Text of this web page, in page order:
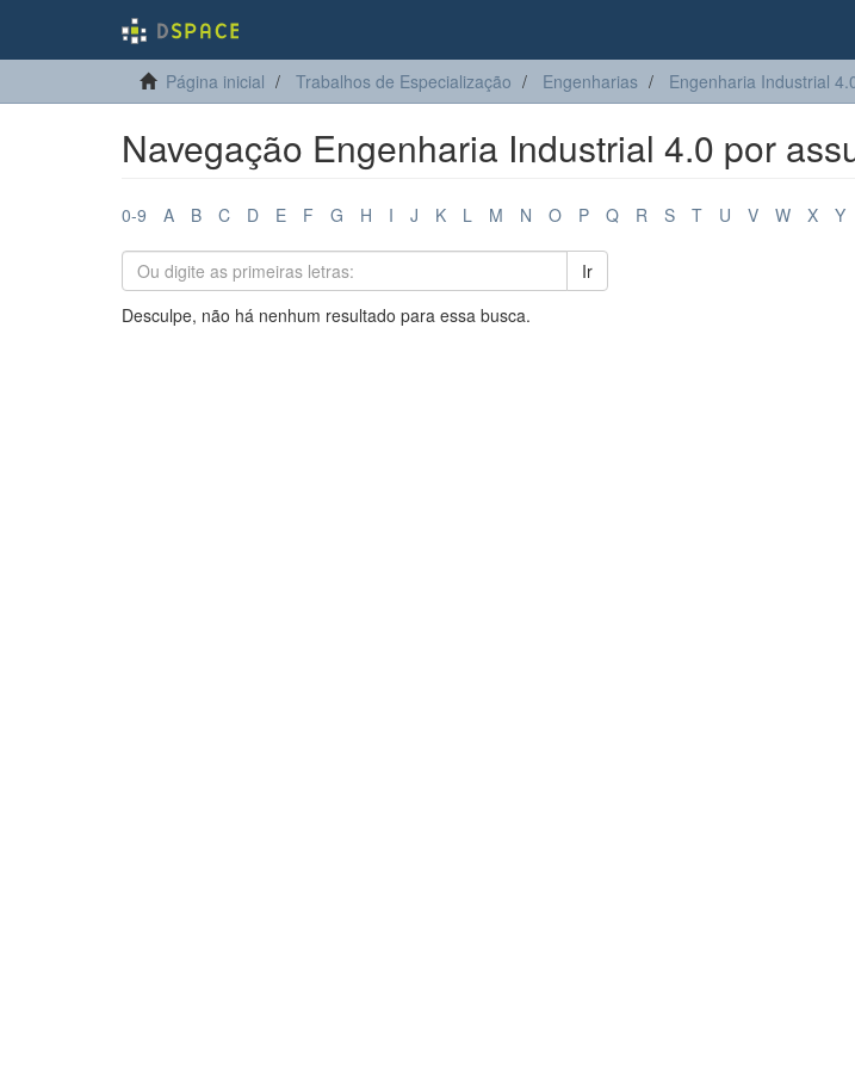
Página inicial Trabalhos de Especialização Engenharias Engenharia Industrial
Navegação Engenharia Industrial 4.0 por
0-9 A B C D E F G H I J K L M N O P Q R S T U V W X Y
Ir
Desculpe, não há nenhum resultado para essa busca.